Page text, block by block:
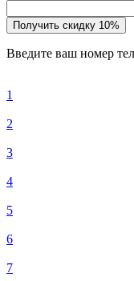
Получить скидку 10%
Введите ваш номер
1
2
3
4
5
6
7